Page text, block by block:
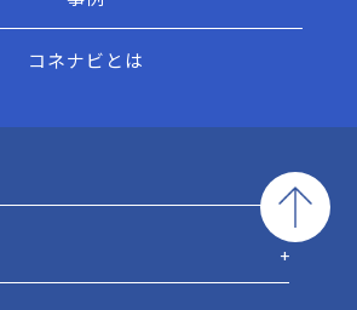
コネナビとは